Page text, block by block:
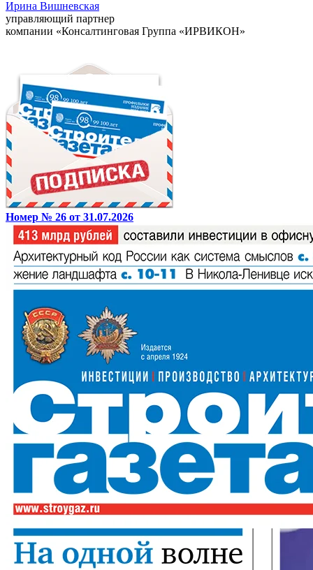
Ирина Вишневская
управляющий партнер
компании «Консалтинговая Группа «ИРВИКОН»
Номер № 26 от 31.07.2026